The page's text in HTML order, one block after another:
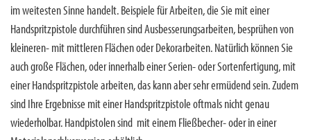
im weitesten Sinne handelt. Beispiele für Arbeiten, die Sie mit einer
Handspritzpistole durchführen sind Ausbesserungsarbeiten, besprühen von
kleineren- mit mittleren Flächen oder Dekorarbeiten. Natürlich können Sie
auch große Flächen, oder innerhalb einer Serien- oder Sortenfertigung, mit
einer Handspritzpistole arbeiten, das kann aber sehr ermüdend sein. Zudem
sind Ihre Ergebnisse mit einer Handspritzpistole oftmals nicht genau
wiederholbar. Handpistolen sind mit einem Fließbecher- oder in einer